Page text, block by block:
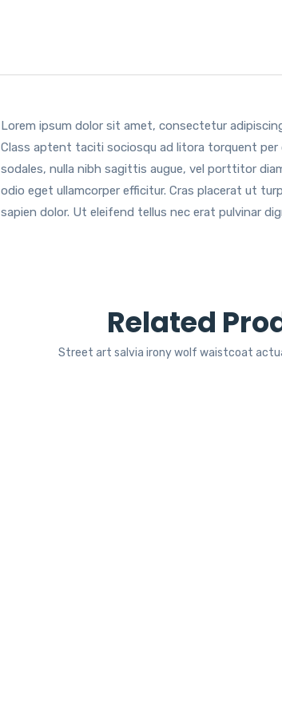
Lorem ipsum dolor sit amet, consectetur
Class aptent taciti sociosqu ad litora torquent per
sodales, nulla nibh sagittis augue, vel porttitor
odio eget ullamcorper efficitur. Cras placerat ut
sapien dolor. Ut eleifend tellus nec erat pulvinar
Related
Street art salvia irony wolf waistcoat